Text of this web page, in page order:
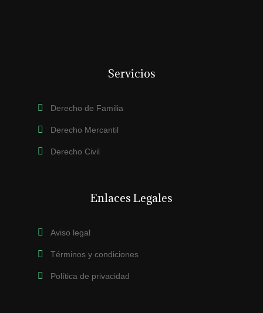
Servicios
Derecho de Familia
Derecho Mercantil
Derecho Civil
Enlaces Legales
Aviso legal
Términos y condiciones
Política de privacidad